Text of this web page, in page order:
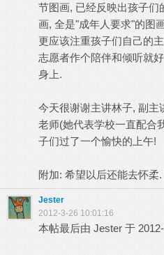
节图画, 已经反映出孩子们
画, 全是"成年人要求"的图
更应该注重孩子们自己的
志愿者作个陪伴和倾听就
身上.
今天很谢谢主讲林子, 副主
老师(她代表学校一直配合
子们过了一个愉快的上午!
附加: 希望以后还能去怀柔.
Jester
2012-3-26 10:01:16
本帖最后由 Jester 于